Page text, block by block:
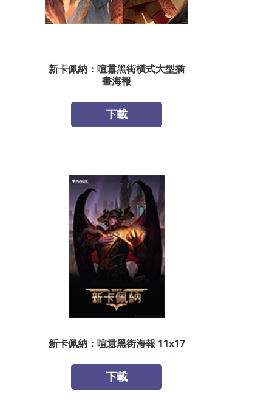
新卡佩納：喧囂黑街橫式大型插
畫海報
下載
新卡佩納：喧囂黑街海報 11x17
下載